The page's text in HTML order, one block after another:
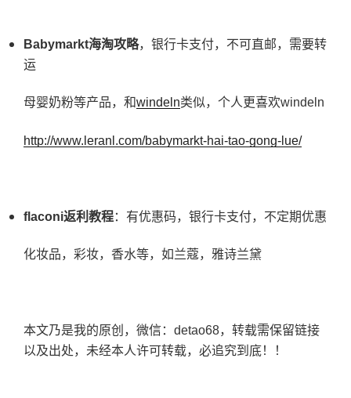
Babymarkt海淘攻略，银行卡支付，不可直邮，需要转
运
母婴奶粉等产品，和windeln类似，个人更喜欢windeln
http://www.leranl.com/babymarkt-hai-tao-gong-lue/
flaconi返利教程：有优惠码，银行卡支付，不定期优惠
化妆品，彩妆，香水等，如兰蔻，雅诗兰黛
本文乃是我的原创，微信：detao68，转载需保留链接
以及出处，未经本人许可转载，必追究到底！！